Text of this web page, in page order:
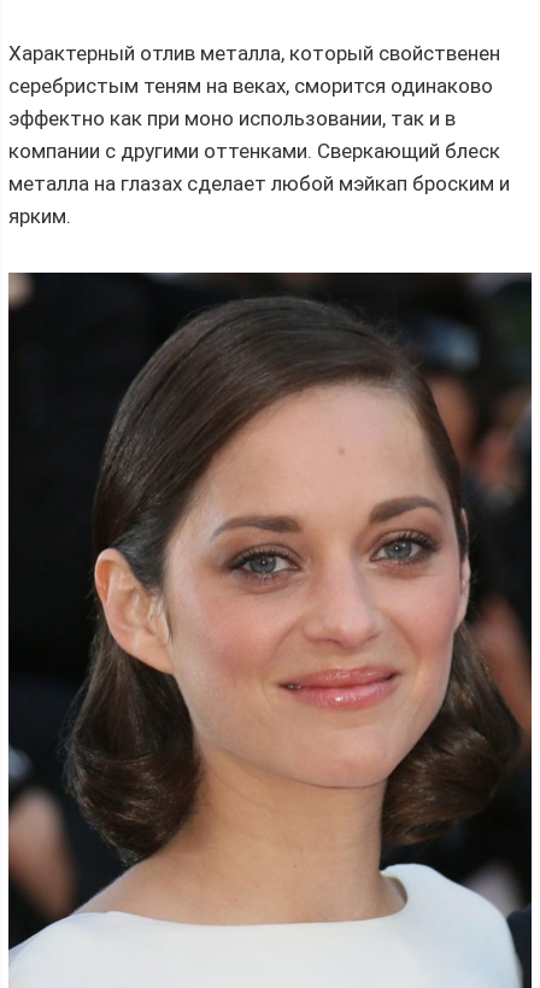
Характерный отлив металла, который свойственен
серебристым теням на веках, сморится одинаково
эффектно как при моно использовании, так и в
компании с другими оттенками. Сверкающий блеск
металла на глазах сделает любой мэйкап броским и
ярким.